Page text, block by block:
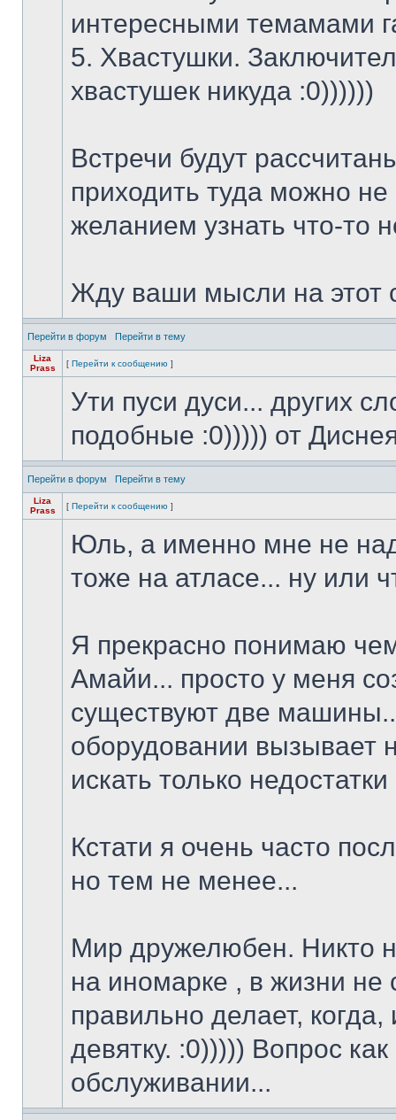
интересными темамами
5. Хвастушки.
хвастушек никуда :0))))))
Встречи будут
приходить туда можно
желанием узнать что-то
Жду ваши мысли на этот
Перейти в форум Перейти в тему
Liza
Prass
[ Перейти к сообщению ]
Ути пуси дуси... других
подобные :0))))) от
Перейти в форум Перейти в тему
Liza
Prass
[ Перейти к сообщению ]
Юль, а именно мне не
тоже на атласе... ну или
Я прекрасно понимаю
Амайи... просто у меня
существуют две
оборудовании вызывает
искать только
Кстати я очень часто
но тем не менее...
Мир дружелюбен. Никто
на иномарке , в жизни не
правильно делает,
девятку. :0))))) Вопрос
обслуживании...